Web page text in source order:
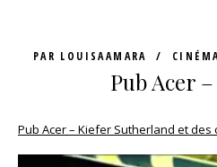
PAR LOUISAAMARA
Pub Acer
Pub Acer – Kiefer Sutherland et des